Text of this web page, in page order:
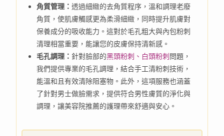
角質管理：透過細緻的去角質程序，溫和調理老廢
角質，使肌膚觸感更為柔滑細緻，同時提升肌膚對
保養成分的吸收能力。這對於毛孔粗大與內包粉刺
清理相當重要，能讓您的皮膚保持清新感。
毛孔調理： 針對臉部的黑頭粉刺、白頭粉刺問題，
我們提供專業的毛孔調理，結合手工清粉刺技術，
能溫和且有效清除阻塞物。此外，這項服務也涵蓋
了針對男士做臉需求，提供符合男性膚質的淨化與
調理，讓美容院推薦的護理帶來舒適與安心。